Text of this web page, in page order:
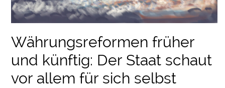
Währungsreformen früher
und künftig: Der Staat schaut
vor allem für sich selbst